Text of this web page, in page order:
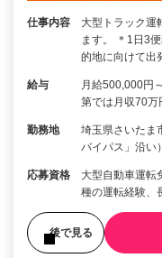
仕事内容
大型トラック運
ます。 ＊1日3
的地に向けて出
給与
月給500,000円
第では月収70万
勤務地
埼玉県さいたま
バイパス」沿い
応募資格
大型自動車運
種の運転経験、
後で見る